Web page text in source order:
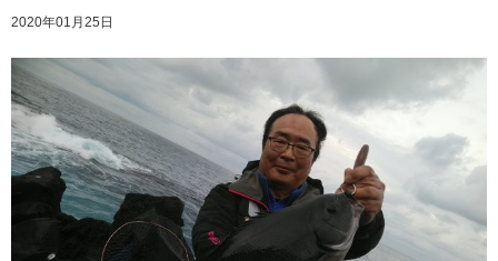
2020年01月25日